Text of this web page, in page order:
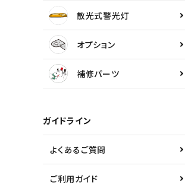
補修パーツ
製品選定の仕方
ガイドライン
散光式警光灯
オプション
補修パーツ
ガイドライン
よくあるご質問
ご利用ガイド